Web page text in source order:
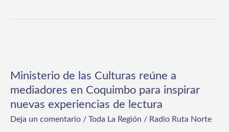
Ministerio de las Culturas reúne a
mediadores en Coquimbo para inspirar
nuevas experiencias de lectura
Deja un comentario / Toda La Región / Radio Ruta Norte
las